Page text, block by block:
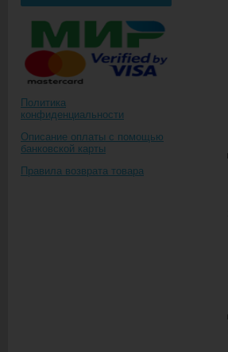
Политика
конфиденциальности
Описание оплаты с помощью
банковской карты
Правила возврата товара